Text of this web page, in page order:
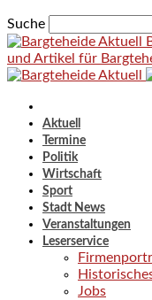
Suche
und Artikel für
Aktuell
Termine
Politik
Wirtschaft
Sport
Stadt News
Veranstaltungen
Leserservice
Jobs